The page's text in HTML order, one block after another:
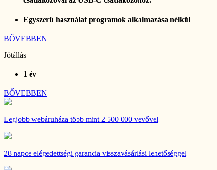
Egyszerű használat programok alkalmazása nélkül
BŐVEBBEN
Jótállás
1 év
BŐVEBBEN
Legjobb webáruháza több mint 2 500 000 vevővel
28 napos elégedettségi garancia visszavásárlási lehetőséggel